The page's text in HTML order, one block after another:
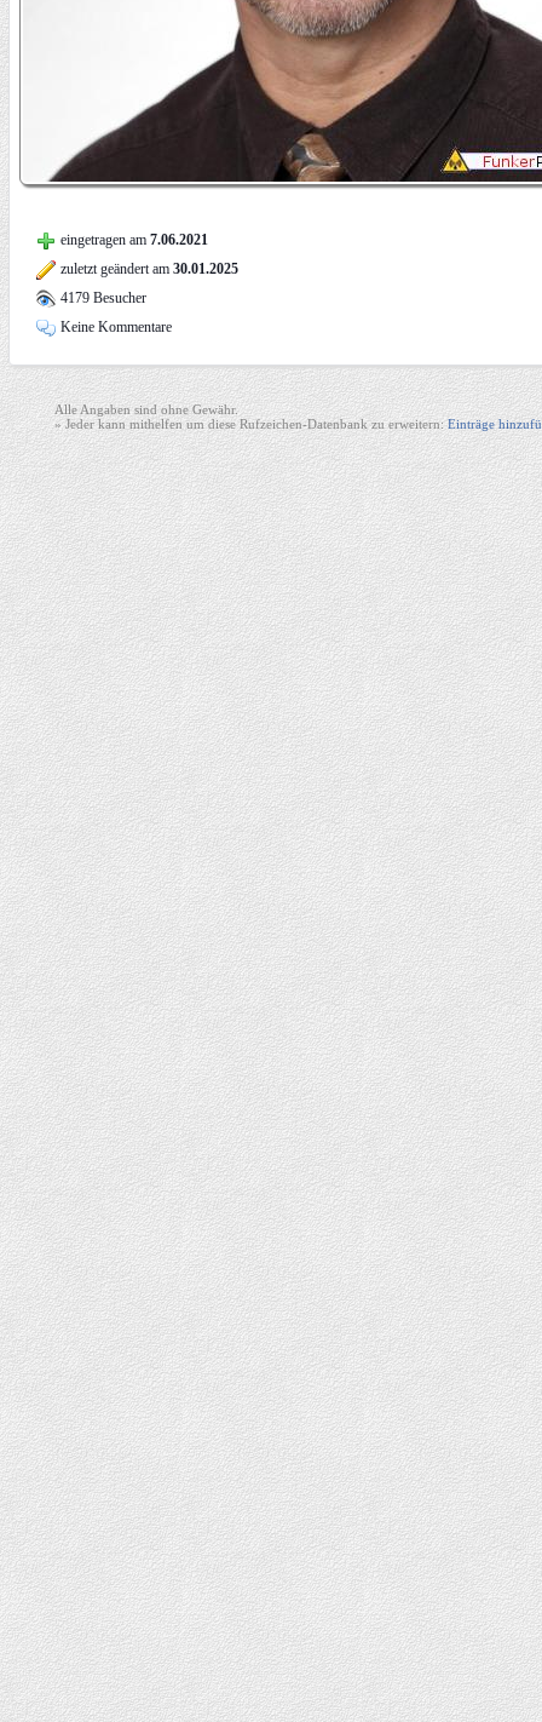
eingetragen am 7.06.2021
zuletzt geändert am 30.01.2025
4179 Besucher
Keine Kommentare
Alle Angaben sind ohne Gewähr.
» Jeder kann mithelfen um diese Rufzeichen-Datenbank zu erweitern:Einträge